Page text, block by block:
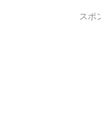
スポ